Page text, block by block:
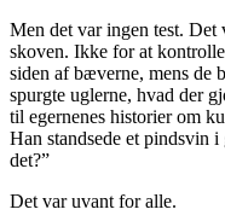
Men det var ingen test.
skoven. Ikke for at
siden af bæverne, mens de
spurgte uglerne, hvad der
til egernenes historier om
Han standsede et pindsvin
det?”
Det var uvant for alle.